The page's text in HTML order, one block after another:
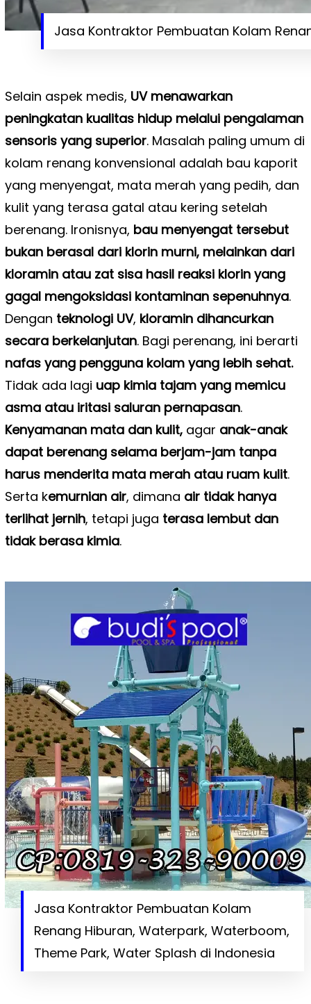
Jasa Kontraktor Pembuatan Kolam
Selain aspek medis, UV menawarkan
peningkatan kualitas hidup melalui pengalaman
sensoris yang superior. Masalah paling umum di
kolam renang konvensional adalah bau kaporit
yang menyengat, mata merah yang pedih, dan
kulit yang terasa gatal atau kering setelah
berenang. Ironisnya, bau menyengat tersebut
bukan berasal dari klorin murni, melainkan dari
kloramin atau zat sisa hasil reaksi klorin yang
gagal mengoksidasi kontaminan sepenuhnya.
Dengan teknologi UV, kloramin dihancurkan
secara berkelanjutan. Bagi perenang, ini berarti
nafas yang pengguna kolam yang lebih sehat.
Tidak ada lagi uap kimia tajam yang memicu
asma atau iritasi saluran pernapasan.
Kenyamanan mata dan kulit, agar anak-anak
dapat berenang selama berjam-jam tanpa
harus menderita mata merah atau ruam kulit.
Serta kemurnian air, dimana air tidak hanya
terlihat jernih, tetapi juga terasa lembut dan
tidak berasa kimia.
Jasa Kontraktor Pembuatan Kolam
Renang Hiburan, Waterpark, Waterboom,
Theme Park, Water Splash di Indonesia